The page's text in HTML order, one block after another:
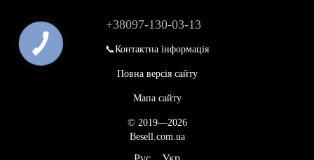
+38097-130-03-13
📞Контактна інформація
Повна версія сайту
Мапа сайту
© 2019—2026
Besell.com.ua